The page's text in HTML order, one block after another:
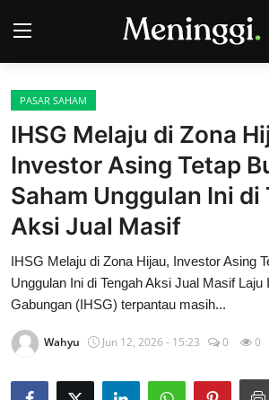
Contact
Pasar Saham
Bisnis
Korporasi
Kripto
Obligasi & Reksadana
PASAR SAHAM
IHSG Melaju di Zona
Investor Asing Tetap
Saham Unggulan Ini di
Aksi Jual Masif
IHSG Melaju di Zona Hijau, Investor Asing
Unggulan Ini di Tengah Aksi Jual Masif
Gabungan (IHSG) terpantau masih...
Wahyu Jun 12, 2026 - 15:23 0 0